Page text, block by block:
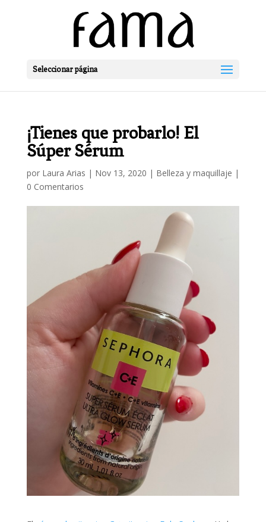
Seleccionar página
¡Tienes que probarlo! El
Súper Sérum
por Laura Arias | Nov 13, 2020 | Belleza y maquillaje |
0 Comentarios